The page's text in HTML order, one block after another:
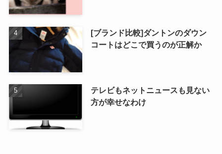
[ブランド比較]ダントンのダウン
コートはどこで買うのが正解か
テレビもネットニュースも見ない
方が幸せなわけ